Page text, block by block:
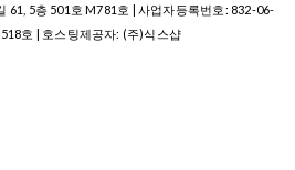
61, 5층 501호 M781호 | 사업자등록번호: 832-06-
호 | 호스팅제공자: (주)식스샵